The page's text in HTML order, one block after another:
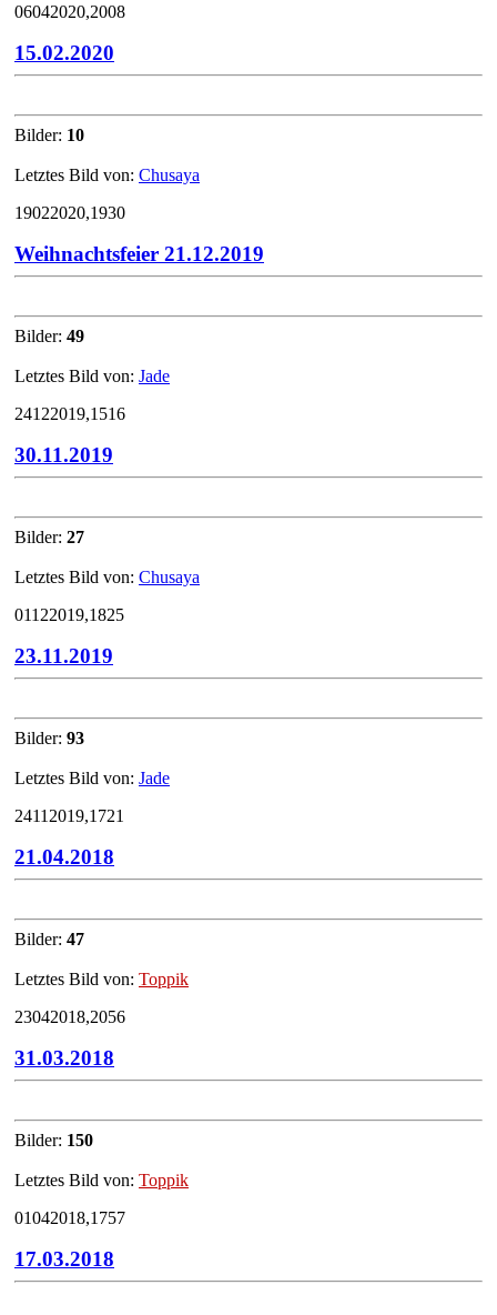
06042020,2008
15.02.2020
Bilder: 10
Letztes Bild von: Chusaya
19022020,1930
Weihnachtsfeier 21.12.2019
Bilder: 49
Letztes Bild von: Jade
24122019,1516
30.11.2019
Bilder: 27
Letztes Bild von: Chusaya
01122019,1825
23.11.2019
Bilder: 93
Letztes Bild von: Jade
24112019,1721
21.04.2018
Bilder: 47
Letztes Bild von: Toppik
23042018,2056
31.03.2018
Bilder: 150
Letztes Bild von: Toppik
01042018,1757
17.03.2018